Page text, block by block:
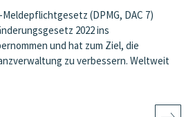
(DPMG, DAC 7)
2022 ins
und hat zum Ziel, die
zu verbessern. Weltweit